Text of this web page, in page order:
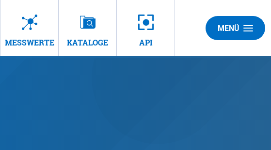
MESSWERTE KATALOGE API
MENÜ